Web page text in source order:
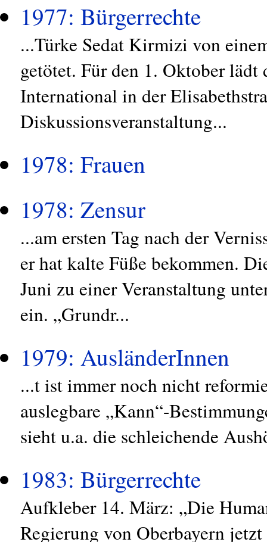
1977: Bürgerrechte
...Türke Sedat Kirmizi von
getötet. Für den 1. Oktober
International in der
Diskussionsveranstaltung...
1978: Frauen
1978: Zensur
...am ersten Tag nach der
er hat kalte Füße bekommen.
Juni zu einer Veranstaltung
ein. „Grundr...
1979: AusländerInnen
...t ist immer noch nicht
auslegbare „Kann“-
sieht u.a. die schleichende
1983: Bürgerrechte
Aufkleber 14. März: „Die
Regierung von Oberbayern